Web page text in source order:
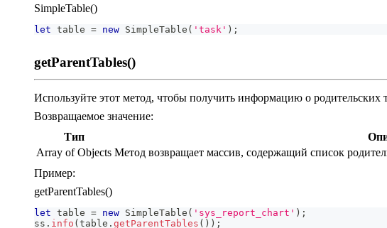
SimpleTable()
let table = new SimpleTable ( 'task' ) ;
getParentTables()
Используйте этот метод, чтобы получить информацию о родительских
Возвращаемое значение:
Тип
Array of Objects Метод возвращает массив, содержащий список
Пример:
getParentTables()
let table = new SimpleTable ( 'sys_report_chart' ) ;
ss . info ( table . getParentTables ( ) ) ;